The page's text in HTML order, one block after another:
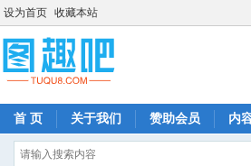
设为首页 收藏本站
首 页 关于我们 赞助会员 内